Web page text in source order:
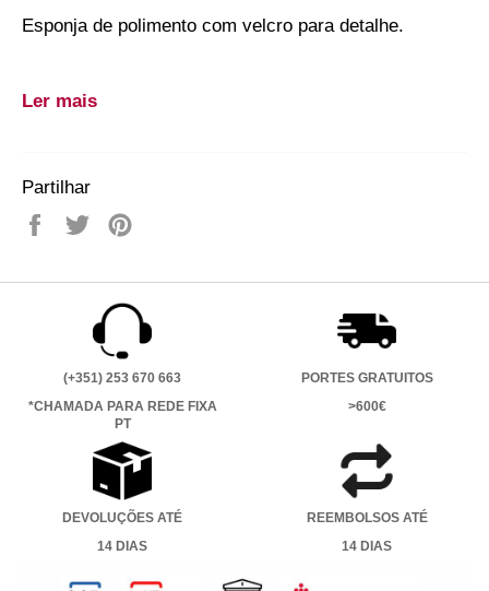
Esponja de polimento com velcro para detalhe.
8K20HP5709
Ler mais
Partilhar
PartilheTwittar
(+351) 253 670 663
*CHAMADA PARA REDE FIXA
PT
PORTES GRATUITOS
>600€
DEVOLUÇÕES ATÉ
14 DIAS
REEMBOLSOS ATÉ
14 DIAS